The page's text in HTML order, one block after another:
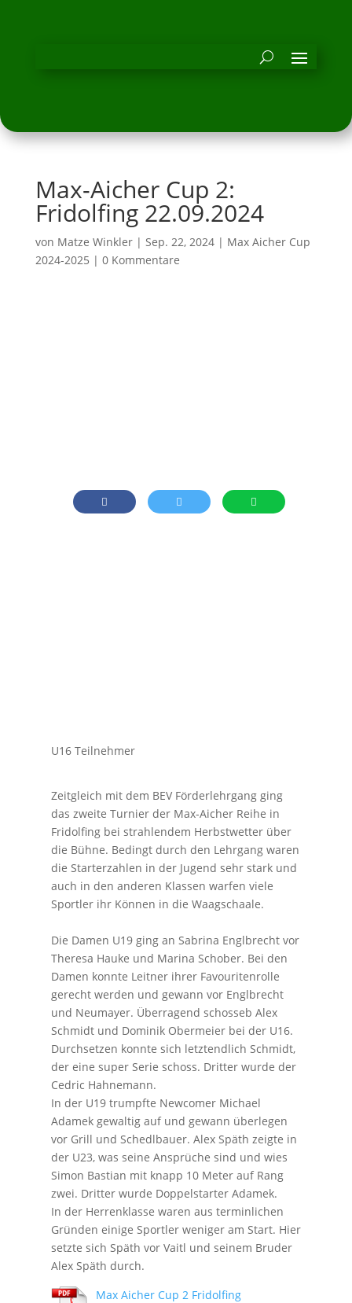
Max-Aicher Cup 2:
Fridolfing 22.09.2024
von Matze Winkler| Sep. 22, 2024| Max Aicher Cup
2024-2025 | 0 Kommentare
U16 Teilnehmer
Zeitgleich mit dem BEV Förderlehrgang ging
das zweite Turnier der Max-Aicher Reihe in
Fridolfing bei strahlendem Herbstwetter über
die Bühne. Bedingt durch den Lehrgang waren
die Starterzahlen in der Jugend sehr stark und
auch in den anderen Klassen warfen viele
Sportler ihr Können in die Waagschaale.
Die Damen U19 ging an Sabrina Englbrecht vor
Theresa Hauke und Marina Schober. Bei den
Damen konnte Leitner ihrer Favouritenrolle
gerecht werden und gewann vor Englbrecht
und Neumayer. Überragend schosseb Alex
Schmidt und Dominik Obermeier bei der U16.
Durchsetzen konnte sich letztendlich Schmidt,
der eine super Serie schoss. Dritter wurde der
Cedric Hahnemann.
In der U19 trumpfte Newcomer Michael
Adamek gewaltig auf und gewann überlegen
vor Grill und Schedlbauer. Alex Späth zeigte in
der U23, was seine Ansprüche sind und wies
Simon Bastian mit knapp 10 Meter auf Rang
zwei. Dritter wurde Doppelstarter Adamek.
In der Herrenklasse waren aus terminlichen
Gründen einige Sportler weniger am Start. Hier
setzte sich Späth vor Vaitl und seinem Bruder
Alex Späth durch.
Max Aicher Cup 2 Fridolfing